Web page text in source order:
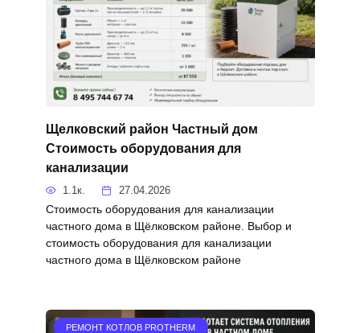
Щелковский район Частный дом
Стоимость оборудования для
канализации
1.1к. 27.04.2026
Стоимость оборудования для канализации
частного дома в Щёлковском районе. Выбор и
стоимость оборудования для канализации
частного дома в Щёлковском районе
РЕМОНТ КОТЛОВ PROTHERM